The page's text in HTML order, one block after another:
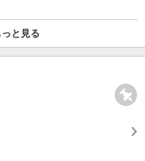
と見る